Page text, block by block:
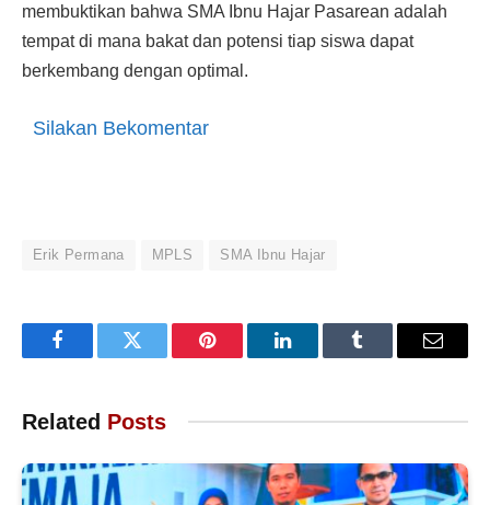
membuktikan bahwa SMA Ibnu Hajar Pasarean adalah
tempat di mana bakat dan potensi tiap siswa dapat
berkembang dengan optimal.
Silakan Bekomentar
Erik Permana MPLS SMA Ibnu Hajar
FacebookTwitter Pinterest LinkedInTumblr Email
Related Posts